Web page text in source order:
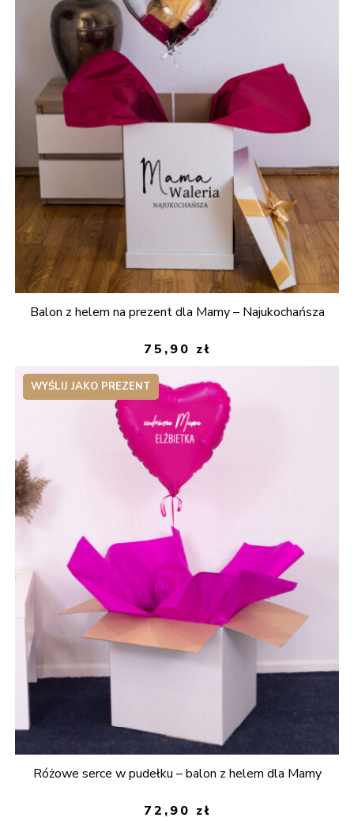
Balon z helem na prezent dla Mamy – Najukochańsza
75,90 zł
WYŚLIJ JAKO PREZENT
Różowe serce w pudełku – balon z helem dla Mamy
72,90 zł